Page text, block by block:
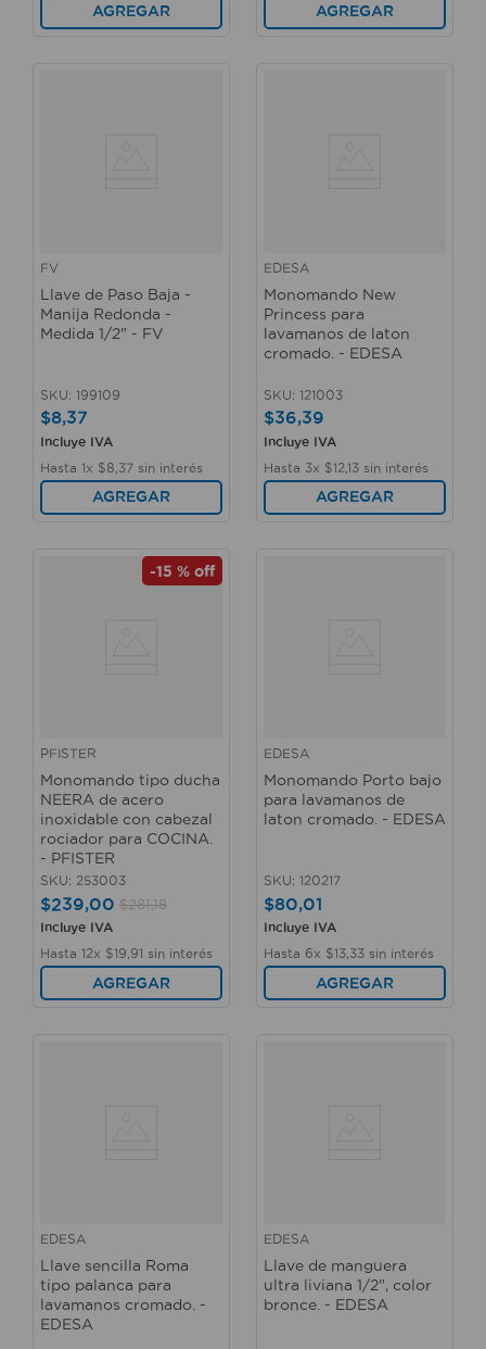
AGREGAR AGREGAR
FV
Llave de Paso Baja -
Manija Redonda -
Medida 1/2" - FV
SKU: 199109
$8,37
Incluye IVA
Hasta 1x $8 37 sin interés
AGREGAR
EDESA
Monomando New
Princess para
lavamanos de laton
cromado. - EDESA
SKU: 121003
$36,39
Incluye IVA
Hasta 3x $1213 sin interés
AGREGAR
-15 % off
PFISTER
Monomando tipo ducha
NEERA de acero
inoxidable con cabezal
rociador para COCINA.
- PFISTER
SKU: 253003
$239,00 $281,18
Incluye IVA
Hasta 12x $19 91 sin interés
AGREGAR
EDESA
Monomando Porto bajo
para lavamanos de
laton cromado. - EDESA
SKU: 120217
$80,01
Incluye IVA
Hasta 6x $13 33 sin interés
AGREGAR
EDESA
Llave sencilla Roma
tipo palanca para
lavamanos cromado. -
EDESA
EDESA
Llave de manguera
ultra liviana 1/2", color
bronce. - EDESA